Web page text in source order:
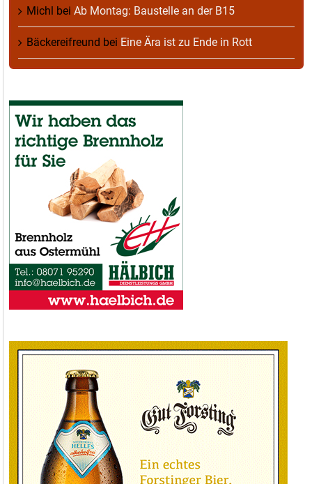
Michl bei Ab Montag: Baustelle an der B15
Bäckereifreund bei Eine Ära ist zu Ende in Rott